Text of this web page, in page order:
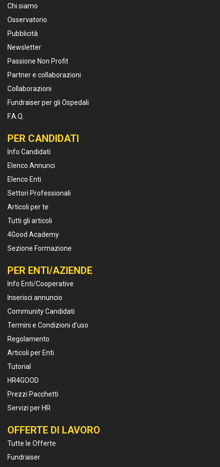
Chi siamo
Osservatorio
Pubblicità
Newsletter
Passione Non Profit
Partner e collaborazioni
Collaborazioni
Fundraiser per gli Ospedali
F.A.Q.
PER CANDIDATI
Info Candidati
Elenco Annunci
Elenco Enti
Settori Professionali
Articoli per te
Tutti gli articoli
4Good Academy
Sezione Formazione
PER ENTI/AZIENDE
Info Enti/Cooperative
Inserisci annuncio
Community Candidati
Termini e Condizioni d’uso
Regolamento
Articoli per Enti
Tutorial
HR4GOOD
Prezzi Pacchetti
Servizi per HR
OFFERTE DI LAVORO
Tutte le Offerte
Fundraiser